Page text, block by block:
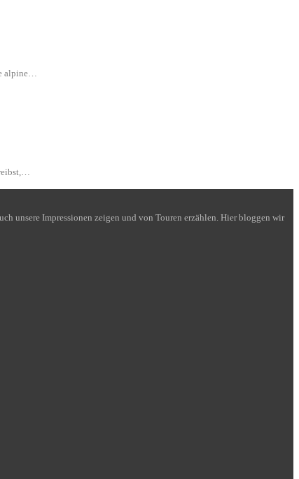
alpine…
unsere Impressionen zeigen und von Touren erzählen. Hier bloggen wir